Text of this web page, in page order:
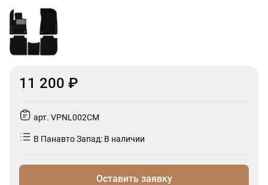
11 200 ₽
арт. VPNL002CM
В Панавто Запад: В наличии
Оставить заявку